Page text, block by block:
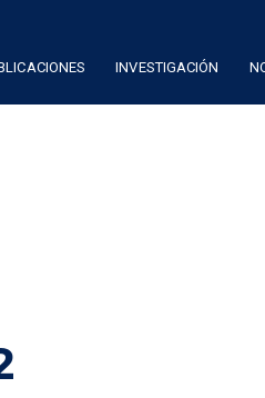
INVESTIGACIÓN